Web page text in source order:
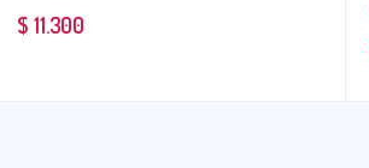
$ 11.300